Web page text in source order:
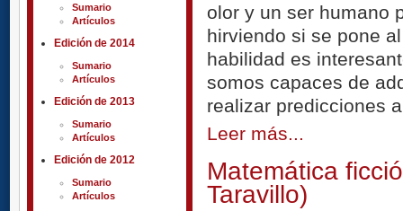
Sumario
Artículos
Edición de 2014
Sumario
Artículos
Edición de 2013
Sumario
Artículos
Edición de 2012
Sumario
Artículos
olor y un ser humano
hirviendo si se pone
habilidad es
somos capaces de
realizar predicciones
Leer más...
Matemática
Taravillo)